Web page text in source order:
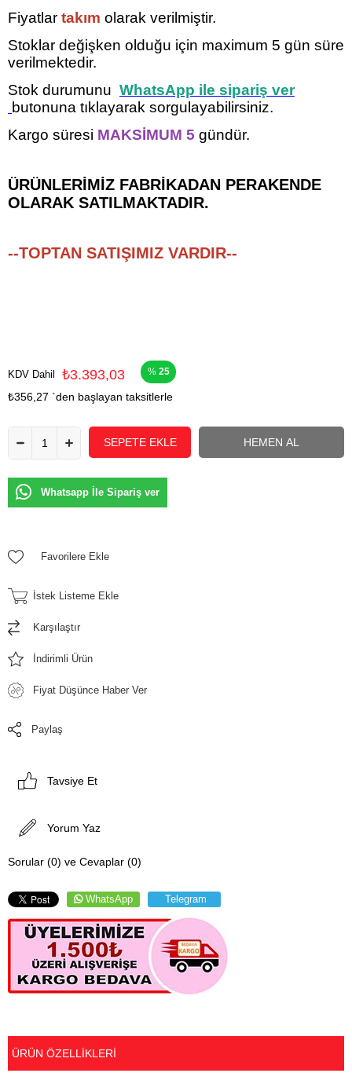
Fiyatlar takım olarak verilmiştir.
Stoklar değişken olduğu için maximum 5 gün süre
verilmektedir.
Stok durumunu WhatsApp ile sipariş ver
butonuna tıklayarak sorgulayabilirsiniz.
Kargo süresi MAKSİMUM 5 gündür.
ÜRÜNLERİMİZ FABRİKADAN PERAKENDE
OLARAK SATILMAKTADIR.
--TOPTAN SATIŞIMIZ VARDIR--
KDV Dahil ₺3.393,03 25
₺356,27 `den başlayan taksitlerle
Whatsapp İle Sipariş ver
Favorilere Ekle
İstek Listeme Ekle
Karşılaştır
İndirimli Ürün
Fiyat Düşünce Haber Ver
Paylaş
Tavsiye Et
Yorum Yaz
Sorular (0) ve Cevaplar (0)
WhatsApp Telegram
ÜRÜN ÖZELLIKLERI